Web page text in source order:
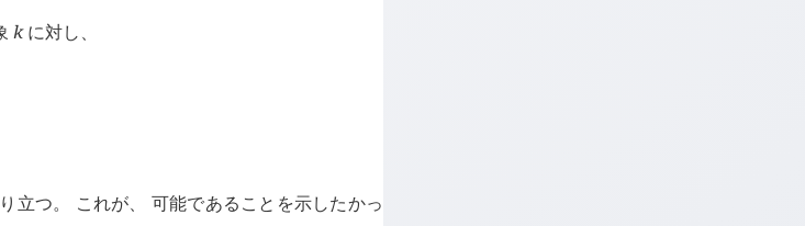
kに対し、
立つ。 これが、 可能であることを示したかっ